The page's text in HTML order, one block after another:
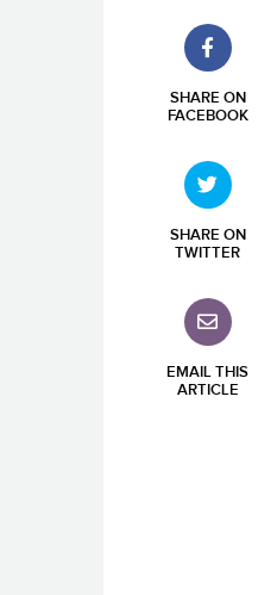
SHARE ON
FACEBOOK
SHARE ON
TWITTER
EMAIL THIS
ARTICLE